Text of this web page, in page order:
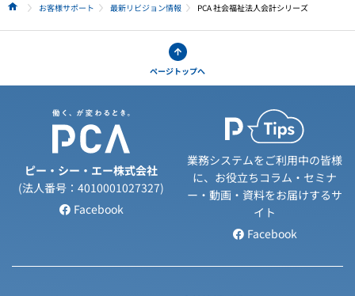
HOME お客様サポート 最新リビジョン情報 PCA 社会福祉法人会計シリーズ
ページトップへ
ピー・シー・エー株式会社
(法人番号：4010001027327)
Facebook
業務システムをご利用中の皆様
に、お役立ちコラム・セミナ
ー・動画・資料をお届けするサ
イト
Facebook